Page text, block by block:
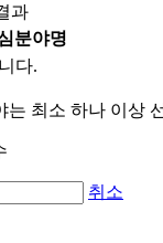
과
분야명
다.
는 최소 하나 이상
취소